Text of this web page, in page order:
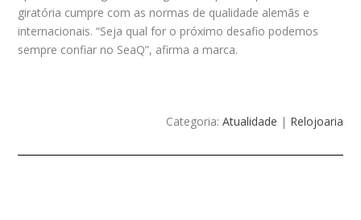
giratória cumpre com as normas de qualidade alemãs e
internacionais. “Seja qual for o próximo desafio podemos
sempre confiar no SeaQ”, afirma a marca.
Categoria: Atualidade | Relojoaria